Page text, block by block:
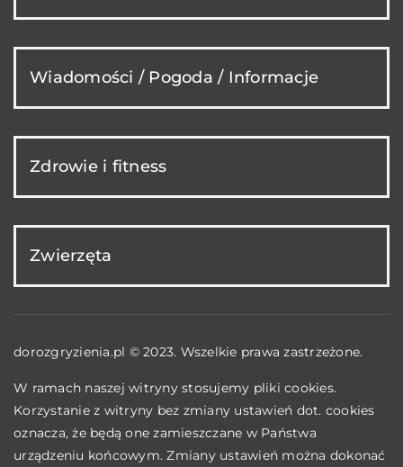
Wiadomości / Pogoda / Informacje
Zdrowie i fitness
Zwierzęta
dorozgryzienia.pl © 2023. Wszelkie prawa zastrzeżone.
W ramach naszej witryny stosujemy pliki cookies.
Korzystanie z witryny bez zmiany ustawień dot. cookies
oznacza, że będą one zamieszczane w Państwa
urządzeniu końcowym. Zmiany ustawień można dokonać